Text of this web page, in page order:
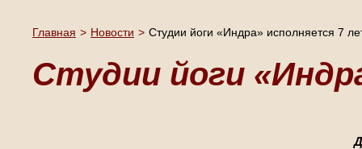
Главная > Новости > Студии йоги «Индра» исполняется 7
Студии йоги